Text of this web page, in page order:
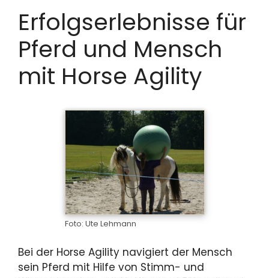
Erfolgserlebnisse für
Pferd und Mensch
mit Horse Agility
Foto: Ute Lehmann
Bei der Horse Agility navigiert der Mensch
sein Pferd mit Hilfe von Stimm- und